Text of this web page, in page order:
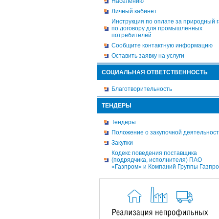
Личный кабинет
Инструкция по оплате за природный
по договору для промышленных
потребителей
Сообщите контактную информацию
Оставить заявку на услуги
СОЦИАЛЬНАЯ ОТВЕТСТВЕННОСТЬ
Благотворительность
ТЕНДЕРЫ
Тендеры
Положение о закупочной
Закупки
Кодекс поведения поставщика
(подрядчика, исполнителя) ПАО
«Газпром» и Компаний Группы